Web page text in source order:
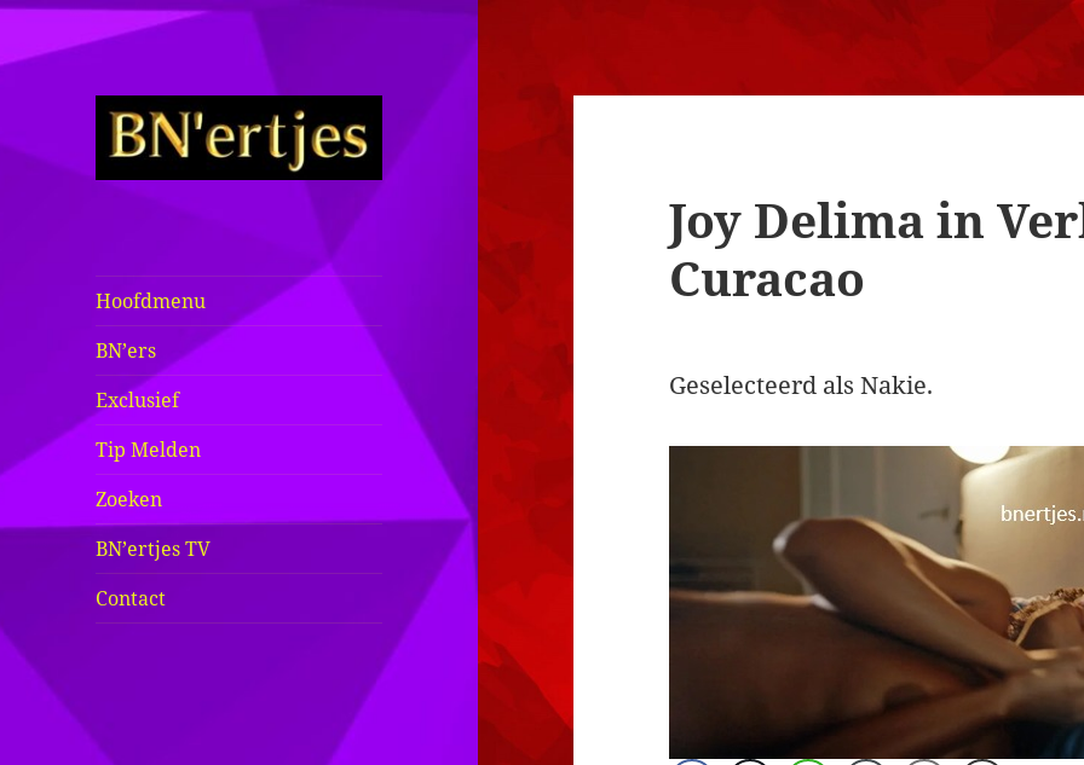
Nederlanders
Half Naakt /
Bloot
Hoofdmenu
BN’ers
Exclusief
Tip Melden
Zoeken
BN’ertjes TV
Contact
Joy Delima in
Curacao
Geselecteerd als Nakie.